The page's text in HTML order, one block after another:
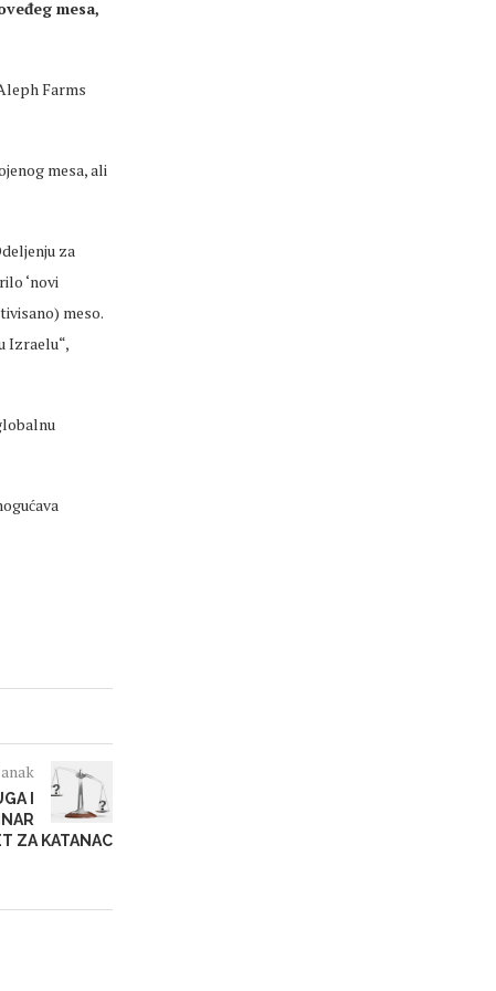
mesa,
Farms
mesa, ali
za
‘novi
meso.
Izraelu“,
I
ZA KATANAC